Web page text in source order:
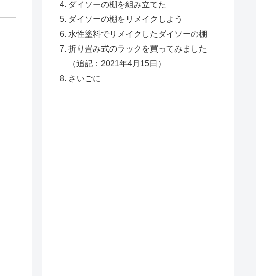
ダイソーの棚を組み立てた
ダイソーの棚をリメイクしよう
水性塗料でリメイクしたダイソーの棚
折り畳み式のラックを買ってみました
（追記：2021年4月15日）
さいごに